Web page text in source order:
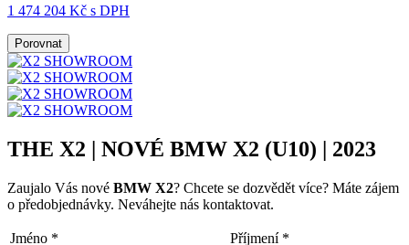
1 474 204 Kč s DPH
Porovnat
THE X2 | NOVÉ BMW X2 (U10) | 2023
Zaujalo Vás nové BMW X2? Chcete se dozvědět více? Máte zájem
o předobjednávky. Neváhejte nás kontaktovat.
Jméno * Příjmení *